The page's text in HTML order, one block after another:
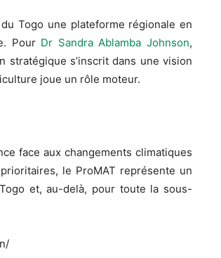
Togo une plateforme régionale en
Pour Dr Sandra Ablamba Johnson,
stratégique s’inscrit dans une vision
joue un rôle moteur.
face aux changements climatiques
le ProMAT représente un
et, au-delà, pour toute la sous-